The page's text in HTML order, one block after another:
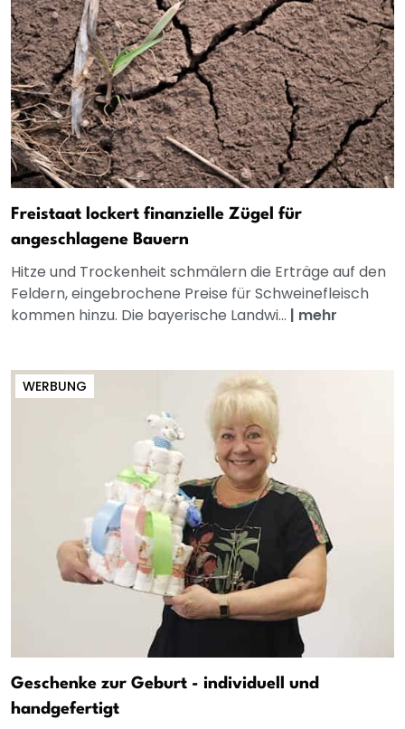
Freistaat lockert finanzielle Zügel für
angeschlagene Bauern
Hitze und Trockenheit schmälern die Erträge auf den
Feldern, eingebrochene Preise für Schweinefleisch
kommen hinzu. Die bayerische Landwi... | mehr
WERBUNG
Geschenke zur Geburt - individuell und
handgefertigt